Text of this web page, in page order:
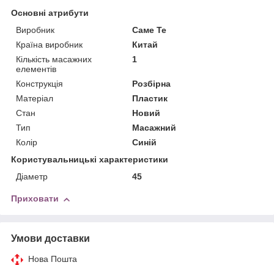
Основні атрибути
Виробник
Саме Те
Країна виробник
Китай
Кількість масажних
елементів
1
Конструкція
Розбірна
Матеріал
Пластик
Стан
Новий
Тип
Масажний
Колір
Синій
Користувальницькі характеристики
Діаметр
45
Приховати
Умови доставки
Нова Пошта